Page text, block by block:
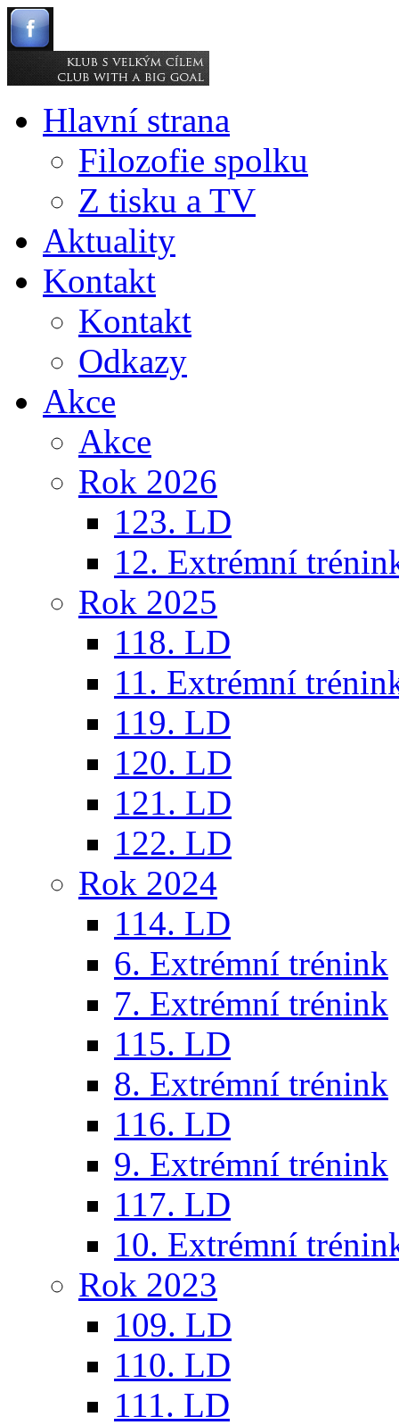
Hlavní strana
Filozofie spolku
Z tisku a TV
Aktuality
Kontakt
Kontakt
Odkazy
Akce
Akce
Rok 2026
123. LD
12. Extrémní
Rok 2025
118. LD
11. Extrémní
119. LD
120. LD
121. LD
122. LD
Rok 2024
114. LD
6. Extrémní trénink
7. Extrémní trénink
115. LD
8. Extrémní trénink
116. LD
9. Extrémní trénink
117. LD
10. Extrémní
Rok 2023
109. LD
110. LD
111. LD